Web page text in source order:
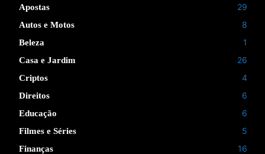
Apostas 29
Autos e Motos 8
Beleza 1
Casa e Jardim 26
Criptos 4
Direitos 6
Educação 6
Filmes e Séries 5
Finanças 16